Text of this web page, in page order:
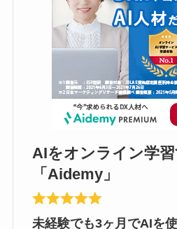
AIをオンライン学
「Aidemy」
未経験でも3ヶ月でAIを